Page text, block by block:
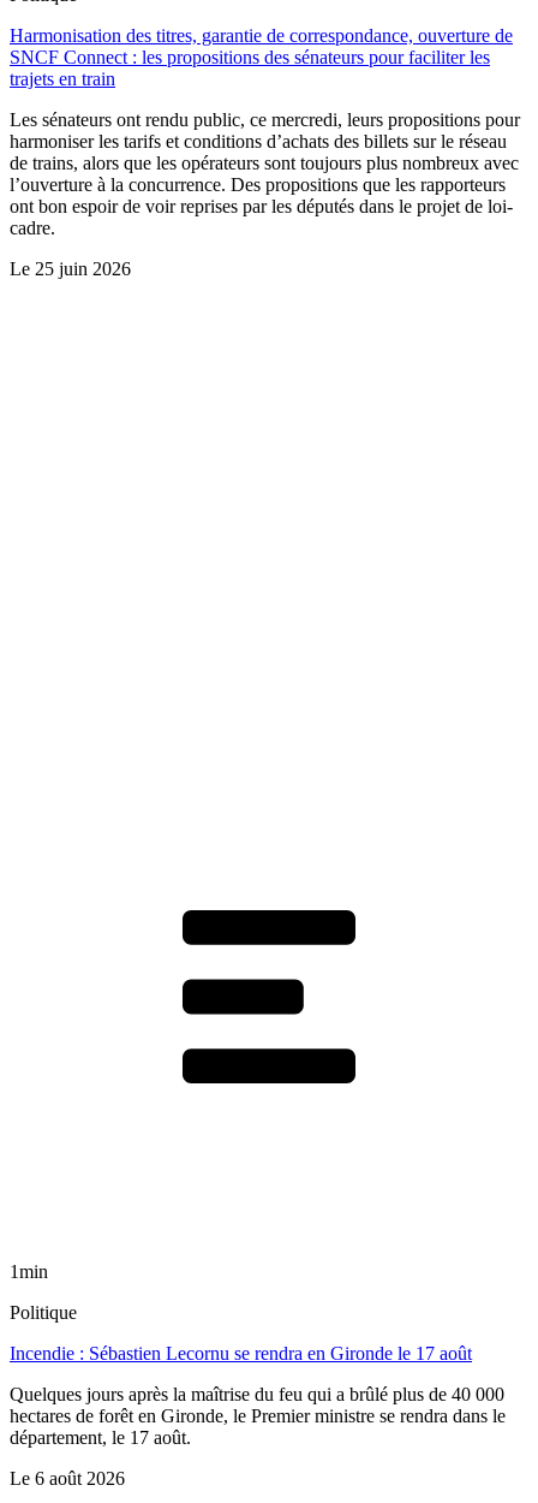
Harmonisation des titres, garantie de correspondance, ouverture de
SNCF Connect : les propositions des sénateurs pour faciliter les
trajets en train
Les sénateurs ont rendu public, ce mercredi, leurs propositions pour
harmoniser les tarifs et conditions d’achats des billets sur le réseau
de trains, alors que les opérateurs sont toujours plus nombreux avec
l’ouverture à la concurrence. Des propositions que les rapporteurs
ont bon espoir de voir reprises par les députés dans le projet de loi-
cadre.
Le 25 juin 2026
1min
Politique
Incendie : Sébastien Lecornu se rendra en Gironde le 17 août
Quelques jours après la maîtrise du feu qui a brûlé plus de 40 000
hectares de forêt en Gironde, le Premier ministre se rendra dans le
département, le 17 août.
Le 6 août 2026